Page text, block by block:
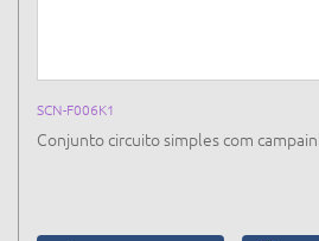
SCN-F006K1
Conjunto circuito simples com